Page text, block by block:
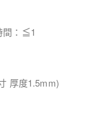
間：≦1
厚度1.5mm)